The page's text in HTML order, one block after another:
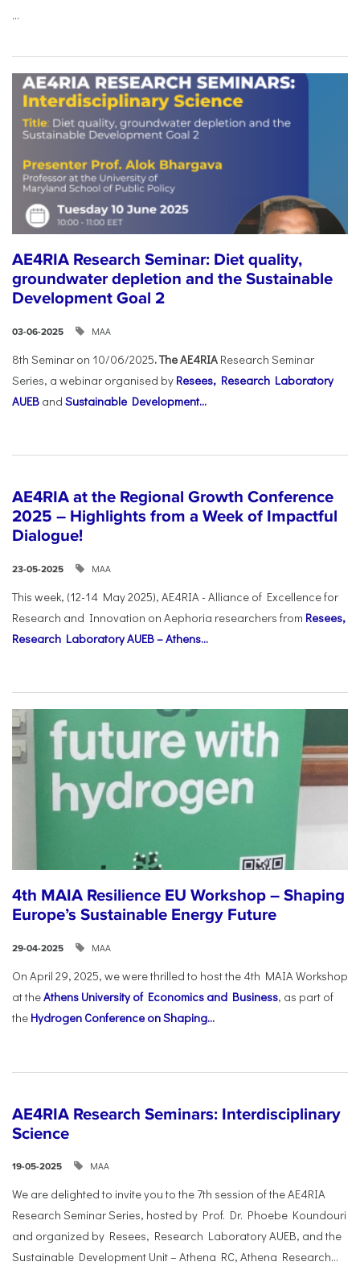
...
AE4RIA Research Seminar: Diet quality,
groundwater depletion and the Sustainable
Development Goal 2
03-06-2025 ΜΑΑ
8th Seminar on 10/06/2025. The AE4RIA Research Seminar
Series, a webinar organised by Resees, Research Laboratory
AUEB and Sustainable Development...
AE4RIA at the Regional Growth Conference
2025 – Highlights from a Week of Impactful
Dialogue!
23-05-2025 ΜΑΑ
This week, (12-14 May 2025), AE4RIA - Alliance of Excellence for
Research and Innovation on Αephoria researchers from Resees,
Research Laboratory AUEB – Athens...
4th MAIA Resilience EU Workshop – Shaping
Europe’s Sustainable Energy Future
29-04-2025 ΜΑΑ
On April 29, 2025, we were thrilled to host the 4th MAIA Workshop
at theAthens University of Economics and Business, as part of
the Hydrogen Conference on Shaping...
AE4RIA Research Seminars: Interdisciplinary
Science
19-05-2025 ΜΑΑ
We are delighted to invite you to the 7th session of the AE4RIA
Research Seminar Series, hosted by Prof. Dr. Phoebe Koundouri
and organized by Resees, Research Laboratory AUEB, and the
Sustainable Development Unit – Athena RC, Athena Research...